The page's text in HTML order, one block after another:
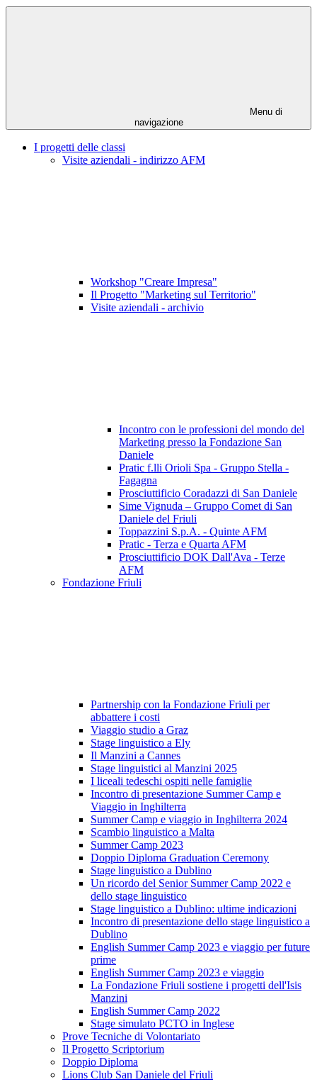
Menu di
navigazione
I progetti delle classi
Visite aziendali - indirizzo AFM
Workshop "Creare Impresa"
Il Progetto "Marketing sul Territorio"
Visite aziendali - archivio
Incontro con le professioni del mondo del
Marketing presso la Fondazione San
Daniele
Pratic f.lli Orioli Spa - Gruppo Stella -
Fagagna
Prosciuttificio Coradazzi di San Daniele
Sime Vignuda – Gruppo Comet di San
Daniele del Friuli
Toppazzini S.p.A. - Quinte AFM
Pratic - Terza e Quarta AFM
Prosciuttificio DOK Dall'Ava - Terze
AFM
Fondazione Friuli
Partnership con la Fondazione Friuli per
abbattere i costi
Viaggio studio a Graz
Stage linguistico a Ely
Il Manzini a Cannes
Stage linguistici al Manzini 2025
I liceali tedeschi ospiti nelle famiglie
Incontro di presentazione Summer Camp e
Viaggio in Inghilterra
Summer Camp e viaggio in Inghilterra 2024
Scambio linguistico a Malta
Summer Camp 2023
Doppio Diploma Graduation Ceremony
Stage linguistico a Dublino
Un ricordo del Senior Summer Camp 2022 e
dello stage linguistico
Stage linguistico a Dublino: ultime indicazioni
Incontro di presentazione dello stage linguistico a
Dublino
English Summer Camp 2023 e viaggio per future
prime
English Summer Camp 2023 e viaggio
La Fondazione Friuli sostiene i progetti dell'Isis
Manzini
English Summer Camp 2022
Stage simulato PCTO in Inglese
Prove Tecniche di Volontariato
Il Progetto Scriptorium
Doppio Diploma
Lions Club San Daniele del Friuli